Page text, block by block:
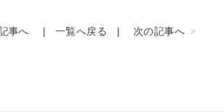
事へ 一覧へ戻る 次の記事へ